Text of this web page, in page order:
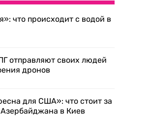
что происходит с водой в
отправляют своих людей
дронов
для США»: что стоит за
в Киев